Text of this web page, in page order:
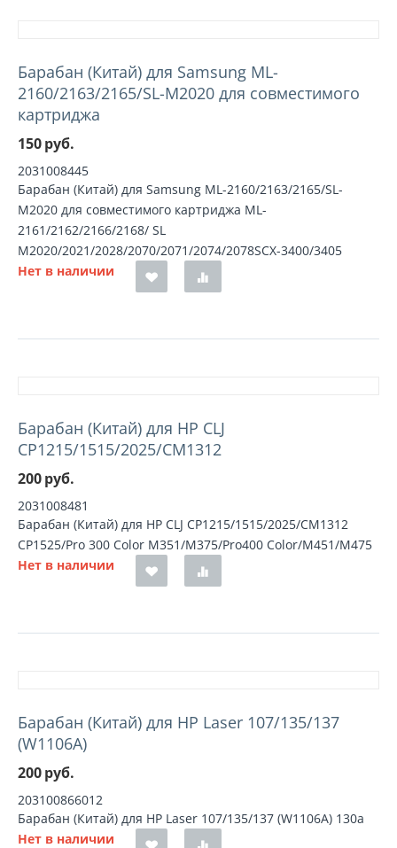
Барабан (Китай) для Samsung ML-
2160/2163/2165/SL-M2020 для совместимого
картриджа
150руб.
2031008445
Барабан (Китай) для Samsung ML-2160/2163/2165/SL-
M2020 для совместимого картриджа ML-
2161/2162/2166/2168/ SL
M2020/2021/2028/2070/2071/2074/2078SCX-3400/3405
Нет в наличии
Барабан (Китай) для HP CLJ
CP1215/1515/2025/CM1312
200руб.
2031008481
Барабан (Китай) для HP CLJ CP1215/1515/2025/CM1312
CP1525/Pro 300 Color M351/M375/Pro400 Color/M451/M475
Нет в наличии
Барабан (Китай) для HP Laser 107/135/137
(W1106A)
200руб.
203100866012
Барабан (Китай) для HP Laser 107/135/137 (W1106A) 130a
Нет в наличии